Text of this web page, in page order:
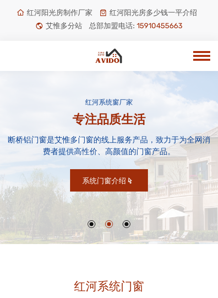
红河阳光房制作厂家
红河阳光房多少钱一平介绍
艾惟多分站
总部加盟电话: 15910455663
红河系统窗厂家
专注品质生活
断桥铝门窗是艾惟多门窗的线上服务产品，致力于为全网消
费者提供高性价、高颜值的门窗产品。
系统门窗介绍
红河系统门窗